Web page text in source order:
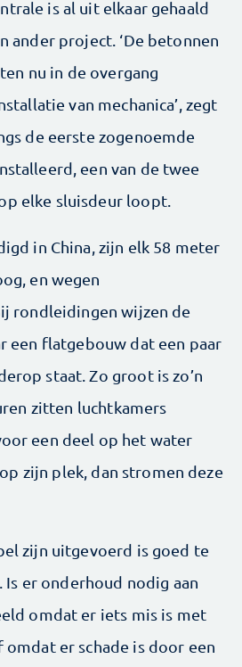
is al uit elkaar gehaald
ander project. ‘De betonnen
nu in de overgang
van mechanica’, zegt
de eerste zogenoemde
een van de twee
elke sluisdeur loopt.
in China, zijn elk 58 meter
en wegen
rondleidingen wijzen de
een flatgebouw dat een paar
staat. Zo groot is zo’n
zitten luchtkamers
een deel op het water
zijn plek, dan stromen deze
zijn uitgevoerd is goed te
Is er onderhoud nodig aan
omdat er iets mis is met
er schade is door een